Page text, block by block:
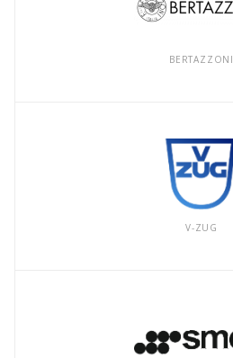
BERTAZZONI
V-ZUG